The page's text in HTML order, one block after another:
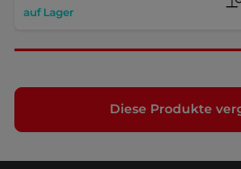
auf Lager
Diese Produkte